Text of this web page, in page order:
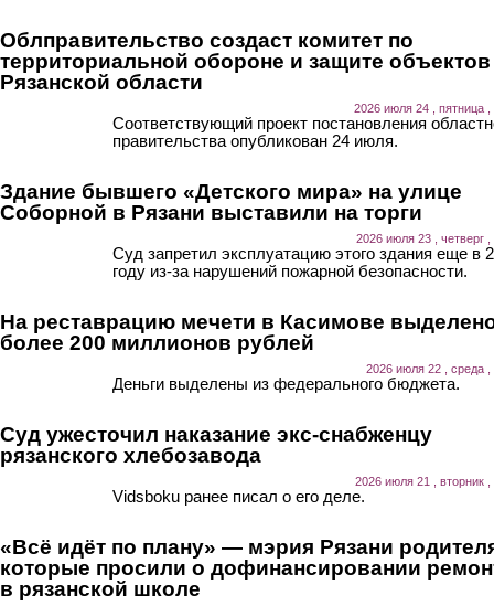
Облправительство создаст комитет по
территориальной обороне и защите объектов
Рязанской области
2026 июля 24 , пятница ,
Соответствующий проект постановления
правительства опубликован 24 июля.
Здание бывшего «Детского мира» на улице
Соборной в Рязани выставили на торги
2026 июля 23 , четверг ,
Суд запретил эксплуатацию этого здания еще в
году из-за нарушений пожарной безопасности.
На реставрацию мечети в Касимове
более 200 миллионов рублей
2026 июля 22 , среда ,
Деньги выделены из федерального бюджета.
Суд ужесточил наказание экс-снабженцу
рязанского хлебозавода
2026 июля 21 , вторник ,
Vidsboku ранее писал о его деле.
«Всё идёт по плану» — мэрия Рязани
которые просили о дофинансировании
в рязанской школе